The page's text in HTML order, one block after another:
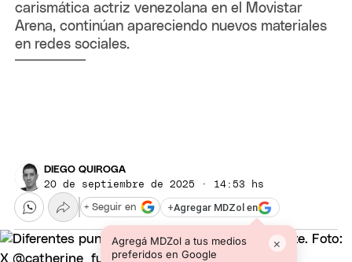
carismática actriz venezolana en el Movistar
Arena, continúan apareciendo nuevos materiales
en redes sociales.
DIEGO QUIROGA
20 de septiembre de 2025 · 14:53 hs
+Agregar MDZol en
Agregá MDZol a tus medios
preferidos en Google
×
+ Seguir en